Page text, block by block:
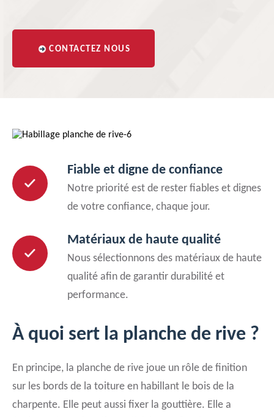
CONTACTEZ NOUS
Fiable et digne de confiance
Notre priorité est de rester fiables et dignes
de votre confiance, chaque jour.
Matériaux de haute qualité
Nous sélectionnons des matériaux de haute
qualité afin de garantir durabilité et
performance.
À quoi sert la planche de rive ?
En principe, la planche de rive joue un rôle de finition
sur les bords de la toiture en habillant le bois de la
charpente. Elle peut aussi fixer la gouttière. Elle a